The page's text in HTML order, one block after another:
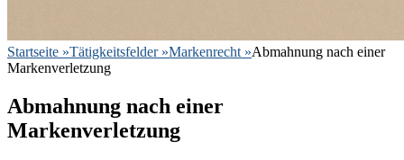
Startseite »Tätigkeitsfelder »Markenrecht »Abmahnung nach einer
Markenverletzung
Abmahnung nach einer
Markenverletzung